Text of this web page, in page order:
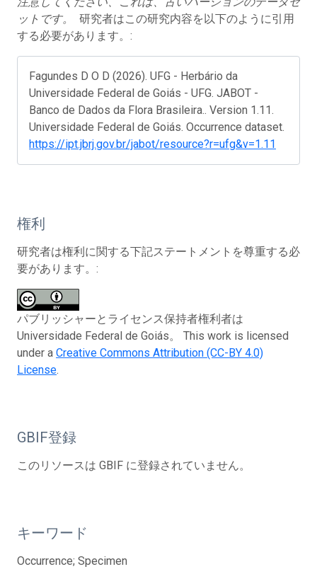
ットです。
研究者はこの研究内容を以下のように引用
する必要があります。:
Fagundes D O D (2026). UFG - Herbário da
Universidade Federal de Goiás - UFG. JABOT -
Banco de Dados da Flora Brasileira.. Version 1.11.
Universidade Federal de Goiás. Occurrence dataset.
https://ipt.jbrj.gov.br/jabot/resource?r=ufg&v=1.11
権利
研究者は権利に関する下記ステートメントを尊重する必
要があります。:
パブリッシャーとライセンス保持者権利者は
Universidade Federal de Goiás。 This work is licensed
under a Creative Commons Attribution (CC-BY 4.0)
License.
GBIF登録
このリソースは GBIF に登録されていません。
キーワード
Occurrence; Specimen